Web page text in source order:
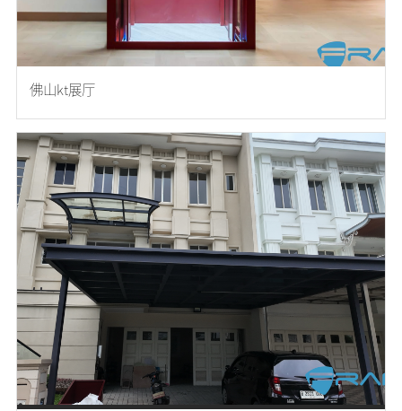
佛山kt展厅